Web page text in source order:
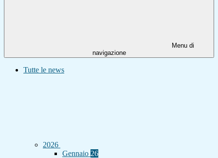
Menu di
navigazione
Tutte le news
2026
Gennaio 26